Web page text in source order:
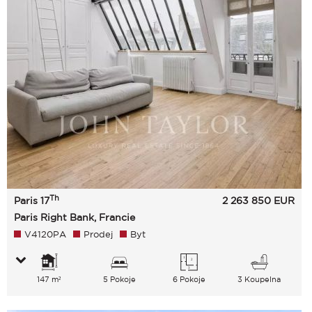
Paris 17Th
Paris Right Bank, Francie
2 263 850 EUR
V4120PA Prodej Byt
147 m² 5 Pokoje 6 Pokoje 3 Koupelna